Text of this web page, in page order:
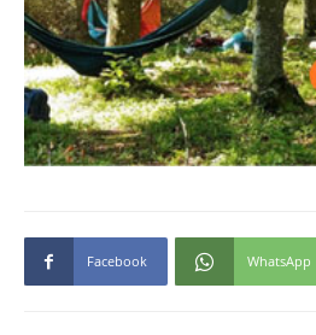
Facebook WhatsApp